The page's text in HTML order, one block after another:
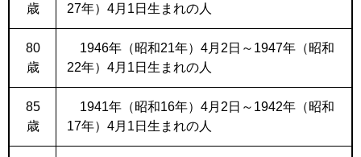
歳
27年）4月1日生まれの人
80
歳
1946年（昭和21年）4月2日～1947年（昭和
22年）4月1日生まれの人
85
歳
1941年（昭和16年）4月2日～1942年（昭和
17年）4月1日生まれの人